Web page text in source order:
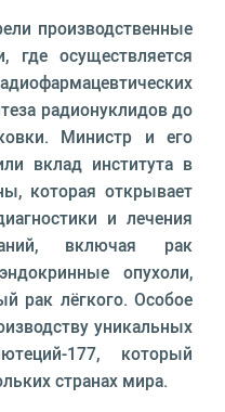
производственные
где осуществляется
радионуклидов до
Министр и его
вклад института в
которая открывает
и лечения
включая рак
опухоли,
рак лёгкого. Особое
уникальных
177, который
странах мира.